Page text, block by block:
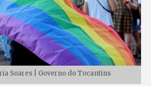
Soares | Governo do Tocantins